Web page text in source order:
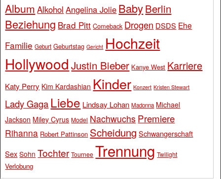
Album Alkohol Angelina Jolie BabyBerlin
Beziehung Brad Pitt Comeback Drogen DSDS Ehe
Familie Geburt Geburtstag Gericht Hochzeit
Hollywood Justin Bieber Kanye West Karriere
Katy Perry Kim Kardashian Kinder Konzert Kristen Stewart
Lady Gaga Liebe Lindsay Lohan Madonna Michael
Jackson Miley Cyrus Model Nachwuchs Premiere
Rihanna Robert Pattinson Scheidung Schwangerschaft
Sex Sohn Tochter Tournee Trennung Twilight
Verlobung